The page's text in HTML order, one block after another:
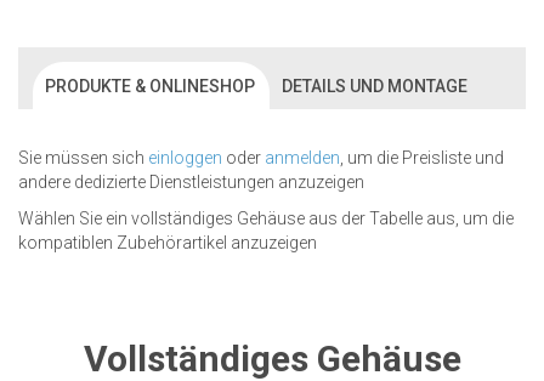
PRODUKTE & ONLINESHOP DETAILS UND MONTAGE
Sie müssen sich einloggen oder anmelden , um die Preisliste und
andere dedizierte Dienstleistungen anzuzeigen
Wählen Sie ein vollständiges Gehäuse aus der Tabelle aus, um die
kompatiblen Zubehörartikel anzuzeigen
Vollständiges Gehäuse